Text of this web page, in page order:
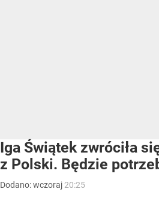
Iga Świątek zwróciła
z Polski. Będzie
Dodano:wczoraj 20:25